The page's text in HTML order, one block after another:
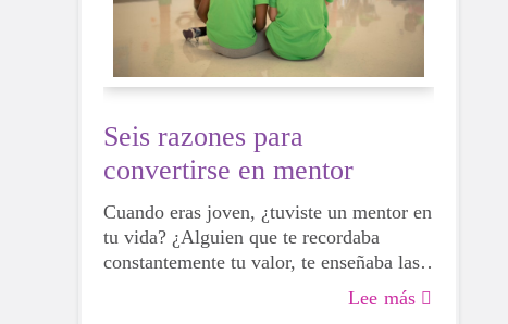
Seis razones para
convertirse en mentor
Cuando eras joven, ¿tuviste un mentor en
tu vida? ¿Alguien que te recordaba
constantemente tu valor, te enseñaba las
normas y se tomaba el tiempo para
escucharte? Si tu respuesta es afirmativa,
Lee más